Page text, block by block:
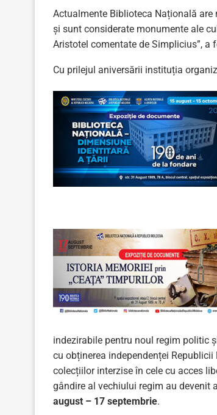
Actualmente Biblioteca Națională
și sunt considerate monumente ale
Aristotel comentate de Simplicius”, a
Cu prilejul aniversării instituția
indezirabile pentru noul regim politic
cu obținerea independenței
colecțiilor interzise în cele cu acces
gândire al vechiului regim au
august – 17 septembrie.